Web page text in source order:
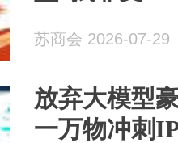
苏商会 2026-07-29
放弃大模型
一万物冲刺